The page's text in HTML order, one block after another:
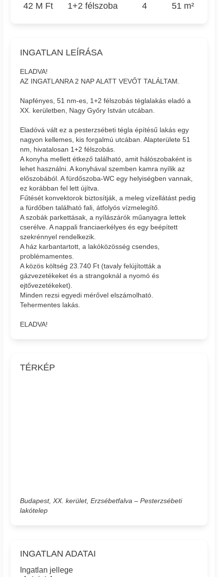
42 M Ft 1+2 félszoba 4 51 m²
INGATLAN LEÍRÁSA
ELADVA!
AZ INGATLANRA 2 NAP ALATT VEVŐT TALÁLTAM.
Napfényes, 51 nm-es, 1+2 félszobás téglalakás eladó a
XX. kerületben, Nagy Győry István utcában.
Eladóvá vált ez a pesterzsébeti tégla építésű lakás egy
nagyon kellemes, kis forgalmú utcában. Alapterülete 51
nm, hivatalosan 1+2 félszobás.
A konyha mellett étkező található, amit hálószobaként is
lehet használni. A konyhával szemben kamra nyílik az
előszobából. A fürdőszoba-WC egy helyiségben vannak,
ez korábban fel lett újítva.
Fűtését konvektorok biztosítják, a meleg vízellátást pedig
a fürdőben található fali, átfolyós vízmelegítő.
A szobák parkettásak, a nyílászárók műanyagra lettek
cserélve. A nappali franciaerkélyes és egy beépített
szekrénnyel rendelkezik.
A ház karbantartott, a lakóközösség csendes,
problémamentes.
A közös költség 23.740 Ft (tavaly felújították a
gázvezetékeket és a strangoknál a nyomó és
ejtővezetékeket).
Minden rezsi egyedi mérővel elszámolható.
Tehermentes lakás.
ELADVA!
TÉRKÉP
Budapest, XX. kerület, Erzsébetfalva – Pesterzsébeti
lakótelep
INGATLAN ADATAI
Ingatlan jellege